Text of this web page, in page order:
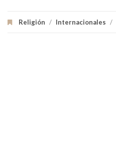
Religión / Internacionales /